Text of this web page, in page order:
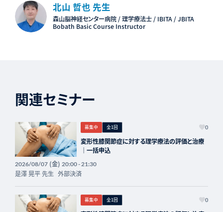
北山 哲也 先生
森山脳神経センター病院 / 理学療法士 / IBITA / JBITA
Bobath Basic Course Instructor
関連セミナー
募集中 全1回 0
変形性膝関節症に対する理学療法の評価と治療
｜一括申込
2026/08/07(金) 20:00 - 21:30
是澤 晃平 先生 外部決済
募集中 全1回 0